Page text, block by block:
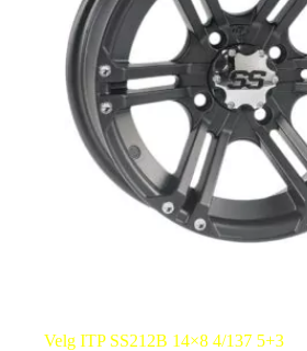
Velg ITP SS212B 14×8 4/137 5+3